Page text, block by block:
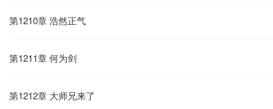
第1210章 浩然正气
第1211章 何为剑
第1212章 大师兄来了